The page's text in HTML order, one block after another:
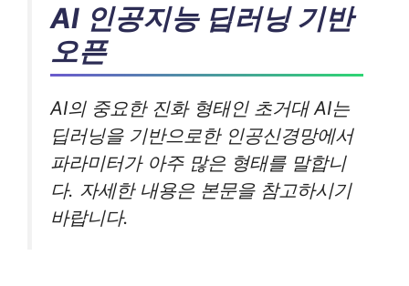
AI 인공지능 딥러닝 기반
오픈
AI의 중요한 진화 형태인 초거대 AI는
딥러닝을 기반으로한 인공신경망에서
파라미터가 아주 많은 형태를 말합니
다. 자세한 내용은 본문을 참고하시기
바랍니다.